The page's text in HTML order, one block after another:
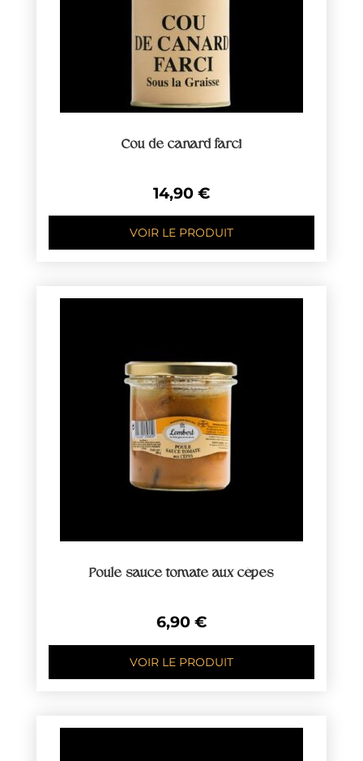
Cou de canard farci
14,90 €
VOIR LE PRODUIT
Poule sauce tomate aux cèpes
6,90 €
VOIR LE PRODUIT